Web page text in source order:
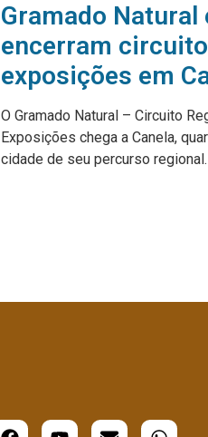
Gramado Natural
encerram
exposições em
O Gramado Natural – Circuito
Exposições chega a Canela,
cidade de seu percurso